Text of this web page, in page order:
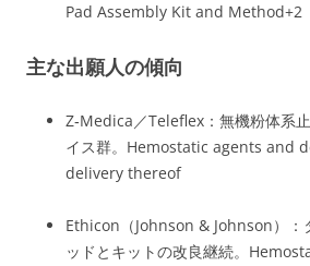
Pad Assembly Kit and Method+2
主な出願人の傾向
Z‑Medica／Teleflex：無機粉体系
イス群。 Hemostatic agents and
delivery thereof
Ethicon（Johnson & Johnson）：
ッドとキットの改良継続。